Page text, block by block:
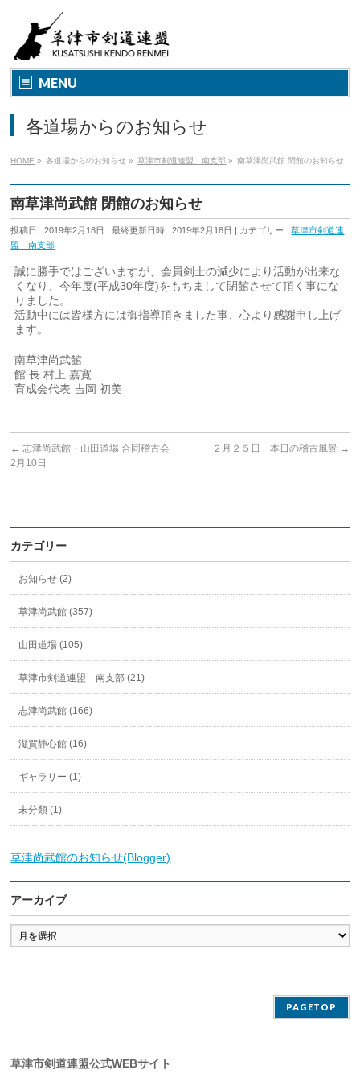
MENU
各道場からのお知らせ
HOME » 各道場からのお知らせ » 草津市剣道連盟 南支部 » 南草津尚武館 閉館のお知らせ
南草津尚武館 閉館のお知らせ
投稿日 : 2019年2月18日 最終更新日時 : 2019年2月18日 カテゴリー :草津市剣道連
盟 南支部
誠に勝手ではございますが、会員剣士の減少により活動が出来な
くなり、今年度(平成30年度)をもちまして閉館させて頂く事にな
りました。
活動中には皆様方には御指導頂きました事、心より感謝申し上げ
ます。
南草津尚武館
館 長 村上 嘉寛
育成会代表 吉岡 初美
← 志津尚武館・山田道場 合同稽古会
2月10日
２月２５日 本日の稽古風景 →
カテゴリー
お知らせ (2)
草津尚武館 (357)
山田道場 (105)
草津市剣道連盟 南支部 (21)
志津尚武館 (166)
滋賀静心館 (16)
ギャラリー (1)
未分類 (1)
草津尚武館のお知らせ(Blogger)
アーカイブ
ア
ー
PAGETOP
草津市剣道連盟公式WEBサイト